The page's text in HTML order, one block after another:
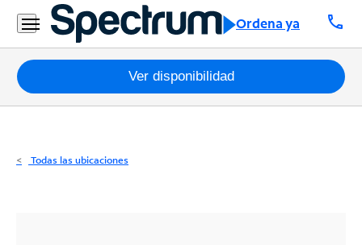
Ordena ya call
Residencial
Business
Paquetes
Internet
Ver disponibilidad
Todas las ubicaciones